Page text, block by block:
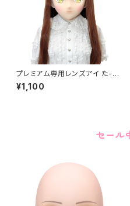
プレミアム専用レンズアイ た-イ
エロー Premium Lens Eye T
A-Yellow
¥1,100
セール